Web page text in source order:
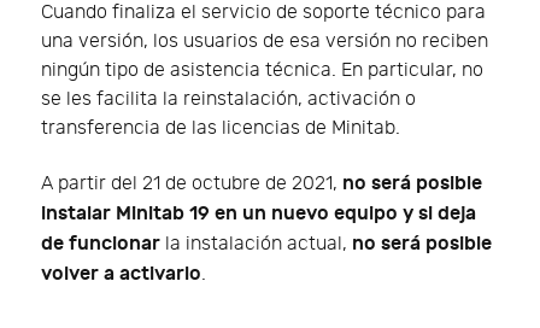
Cuando finaliza el servicio de soporte técnico para
una versión, los usuarios de esa versión no reciben
ningún tipo de asistencia técnica. En particular, no
se les facilita la reinstalación, activación o
transferencia de las licencias de Minitab.
A partir del 21 de octubre de 2021, no será posible
instalar Minitab 19 en un nuevo equipo y si deja
de funcionar la instalación actual, no será posible
volver a activarlo.